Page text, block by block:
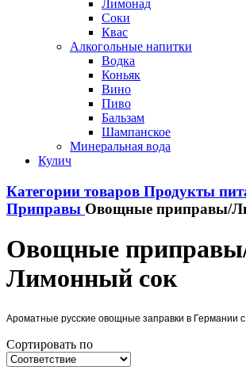
Лимонад
Соки
Квас
Алкогольные напитки
Водка
Коньяк
Вино
Пиво
Бальзам
Шампанское
Минеральная вода
Кулич
Категории товаров Продукты
Приправы Овощные приправы/
Овощные
Лимонный сок
Ароматные русские овощные заправки в Германии
Сортировать по